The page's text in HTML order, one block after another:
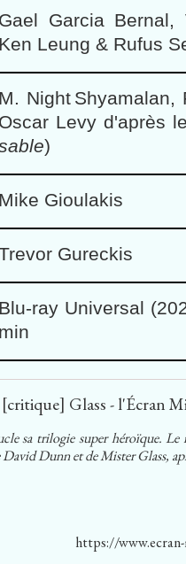
Gael Garcia Bernal,
Ken Leung & Rufus
M. Night Shyamalan,
Oscar Levy d'après
)
Mike Gioulakis
Gureckis
Blu-ray Universal
min
[critique] Glass - l'Écran
sa trilogie super héroïque. Le
Dunn et de Mister Glass,
https://